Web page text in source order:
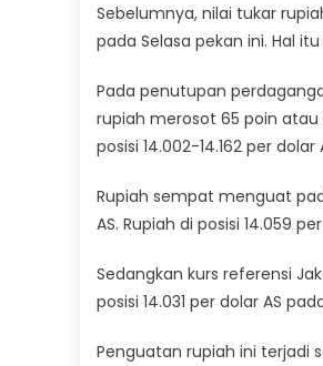
Sebelumnya, nilai tukar
pada Selasa pekan ini. Hal
Pada penutupan
rupiah merosot 65 poin atau
posisi 14.002-14.162 per dolar
Rupiah sempat menguat
AS. Rupiah di posisi 14.059
Sedangkan kurs referensi
posisi 14.031 per dolar AS
Penguatan rupiah ini terjadi